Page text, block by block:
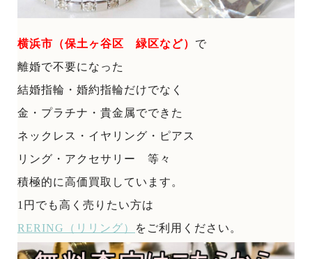
横浜市（保土ヶ谷区 緑区など） で
離婚で不要になった
結婚指輪・婚約指輪だけでなく
金・プラチナ・貴金属でできた
ネックレス・イヤリング・ピアス
リング・アクセサリー 等々
積極的に高価買取しています。
1円でも高く売りたい方は
RERING（リリング）
をご利用ください。